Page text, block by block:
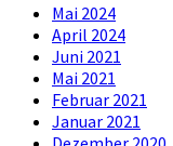
Mai 2024
April 2024
Juni 2021
Mai 2021
Februar 2021
Januar 2021